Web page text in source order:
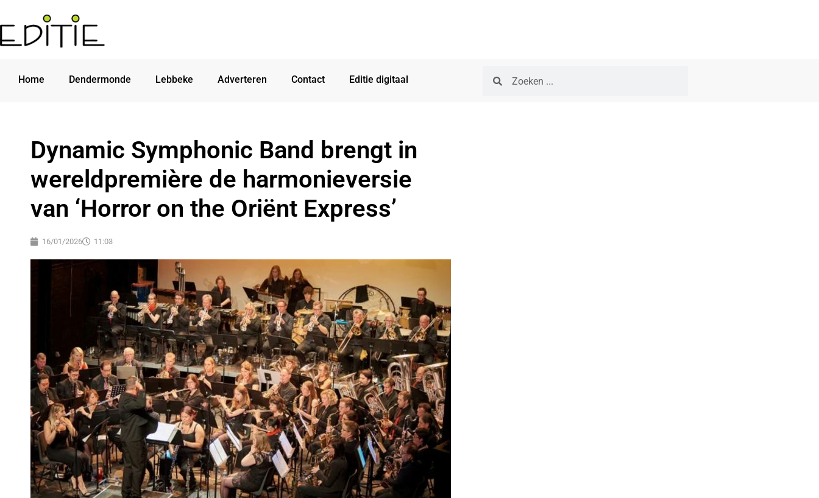
Home Dendermonde Lebbeke Adverteren Contact Editie digitaal
Dynamic Symphonic Band brengt in
wereldpremière de harmonieversie
van ‘Horror on the Oriënt Express’
16/01/2026 11:03